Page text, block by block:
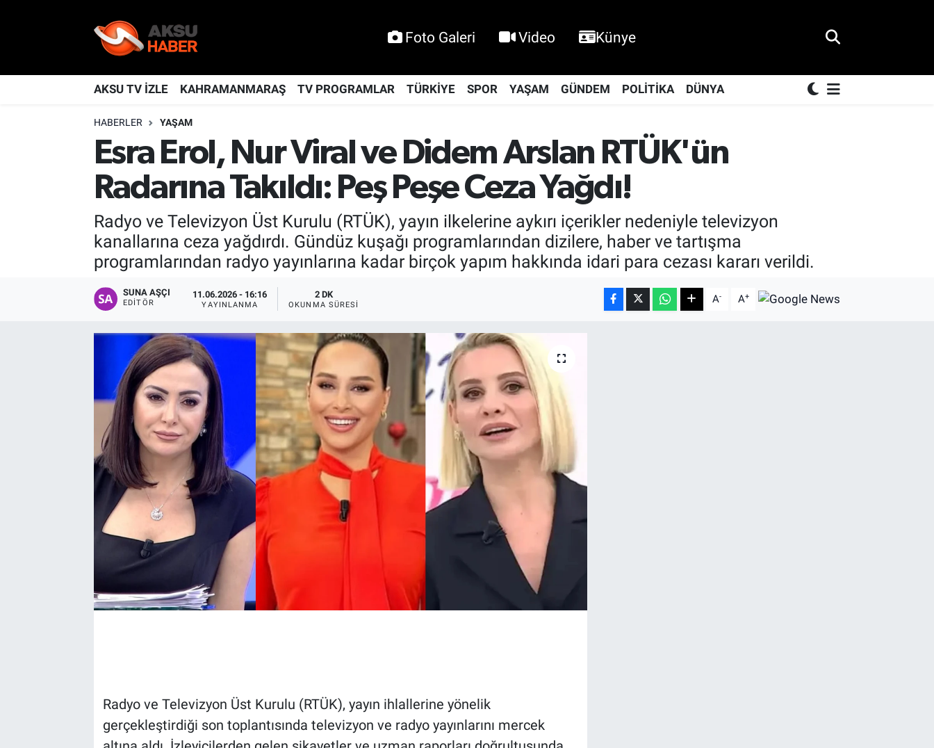
Foto Galeri Video Künye
AKSU TV İZLE KAHRAMANMARAŞ TV PROGRAMLAR TÜRKİYE SPOR YAŞAM GÜNDEM POLİTİKA DÜNYA
HABERLER YAŞAM
Esra Erol, Nur Viral ve Didem Arslan RTÜK'ün
Radarına Takıldı: Peş Peşe Ceza Yağdı!
Radyo ve Televizyon Üst Kurulu (RTÜK), yayın ilkelerine aykırı içerikler nedeniyle televizyon
kanallarına ceza yağdırdı. Gündüz kuşağı programlarından dizilere, haber ve tartışma
programlarından radyo yayınlarına kadar birçok yapım hakkında idari para cezası kararı verildi.
SUNA AŞÇI
EDITÖR
11.06.2026 - 16:16
YAYINLANMA
2 DK
OKUNMA SÜRESI A- A+
Radyo ve Televizyon Üst Kurulu (RTÜK), yayın ihlallerine yönelik
gerçekleştirdiği son toplantısında televizyon ve radyo yayınlarını mercek
KAHRAMANMARAŞ
KÜLTÜR-SANAT
Nöbetçi Eczaneler
Hava Durumu
Kahramanmaraş Namaz Vakitleri
Trafik Durumu
TFF 2.Lig Kırmızı Grup Puan Durumu ve Fikstür
Tüm Manşetler
Son Dakika Haberleri
Haber Arşivi